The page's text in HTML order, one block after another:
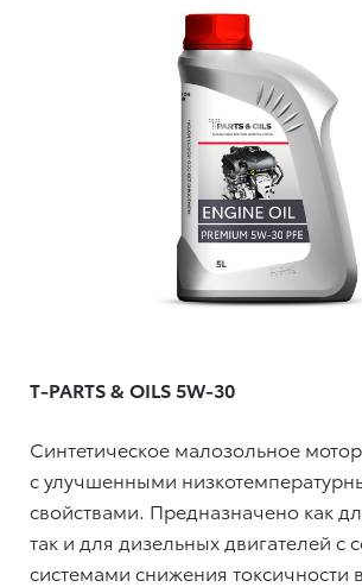
T-PARTS & OILS 5W-30
Синтетическое малозольное
с улучшенными
свойствами. Предназначено как
так и для дизельных двигателей
системами снижения токсичности